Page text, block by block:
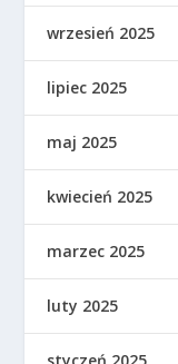
wrzesień 2025
lipiec 2025
maj 2025
kwiecień 2025
marzec 2025
luty 2025